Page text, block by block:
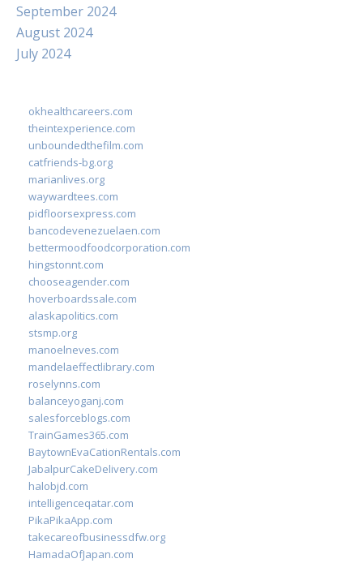
September 2024
August 2024
July 2024
okhealthcareers.com
theintexperience.com
unboundedthefilm.com
catfriends-bg.org
marianlives.org
waywardtees.com
pidfloorsexpress.com
bancodevenezuelaen.com
bettermoodfoodcorporation.com
hingstonnt.com
chooseagender.com
hoverboardssale.com
alaskapolitics.com
stsmp.org
manoelneves.com
mandelaeffectlibrary.com
roselynns.com
balanceyoganj.com
salesforceblogs.com
TrainGames365.com
BaytownEvaCationRentals.com
JabalpurCakeDelivery.com
halobjd.com
intelligenceqatar.com
PikaPikaApp.com
takecareofbusinessdfw.org
HamadaOfJapan.com